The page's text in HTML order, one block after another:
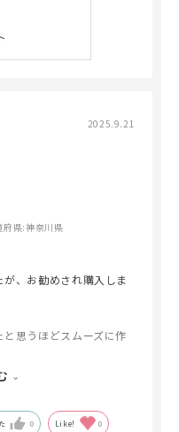
2025.9.21
府県:神奈川県
、お勧めされ購入しま
思うほどスムーズに作
なと思うので、その点
0 Like! 0